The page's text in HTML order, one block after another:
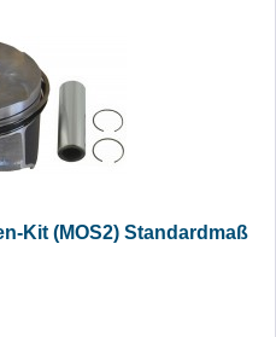
Kit (MOS2) Standardmaß